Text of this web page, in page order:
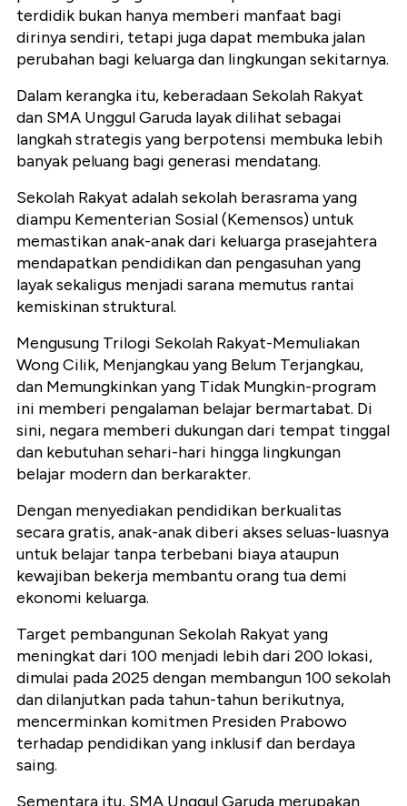
terdidik bukan hanya memberi manfaat bagi
dirinya sendiri, tetapi juga dapat membuka jalan
perubahan bagi keluarga dan lingkungan sekitarnya.
Dalam kerangka itu, keberadaan Sekolah Rakyat
dan SMA Unggul Garuda layak dilihat sebagai
langkah strategis yang berpotensi membuka lebih
banyak peluang bagi generasi mendatang.
Sekolah Rakyat adalah sekolah berasrama yang
diampu Kementerian Sosial (Kemensos) untuk
memastikan anak-anak dari keluarga prasejahtera
mendapatkan pendidikan dan pengasuhan yang
layak sekaligus menjadi sarana memutus rantai
kemiskinan struktural.
Mengusung Trilogi Sekolah Rakyat-Memuliakan
Wong Cilik, Menjangkau yang Belum Terjangkau,
dan Memungkinkan yang Tidak Mungkin-program
ini memberi pengalaman belajar bermartabat. Di
sini, negara memberi dukungan dari tempat tinggal
dan kebutuhan sehari-hari hingga lingkungan
belajar modern dan berkarakter.
Dengan menyediakan pendidikan berkualitas
secara gratis, anak-anak diberi akses seluas-luasnya
untuk belajar tanpa terbebani biaya ataupun
kewajiban bekerja membantu orang tua demi
ekonomi keluarga.
Target pembangunan Sekolah Rakyat yang
meningkat dari 100 menjadi lebih dari 200 lokasi,
dimulai pada 2025 dengan membangun 100 sekolah
dan dilanjutkan pada tahun-tahun berikutnya,
mencerminkan komitmen Presiden Prabowo
terhadap pendidikan yang inklusif dan berdaya
saing.
Sementara itu, SMA Unggul Garuda merupakan